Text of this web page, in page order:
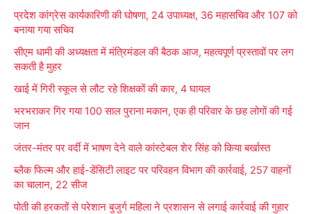
h
f
o
प्रदेश कांग्रेस कार्यकारिणी की घोषणा, 24 उपाध्यक्ष, 36 महासचिव और 107 को
बनाया गया सचिव
सीएम धामी की अध्यक्षता में मंत्रिमंडल की बैठक आज, महत्वपूर्ण प्रस्तावों पर लग
सकती है मुहर
खाई में गिरी स्कूल से लौट रहे शिक्षकों की कार, 4 घायल
भरभराकर गिर गया 100 साल पुराना मकान, एक ही परिवार के छह लोगों की गई
जान
जंतर-मंतर पर वर्दी में भाषण देने वाले कांस्टेबल शेर सिंह को किया बर्खास्त
ब्लैक फिल्म और हाई-डेंसिटी लाइट पर परिवहन विभाग की कार्रवाई, 257 वाहनों
का चालान, 22 सीज
पोती की हरकतों से परेशान बुजुर्ग महिला ने प्रशासन से लगाई कार्रवाई की गुहार